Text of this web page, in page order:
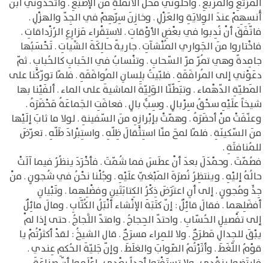
المرْتَعِ والمرْبَعِ . وأحَلّوني محَلّ الأنْمُلَةِ منَ الإصْبَعِ . واتّخذوني ابنَ
أُنسِهِمْ عندَ الوِلايَةِ والعَزْلِ . وخازِنَ سِرّهِمْ في الجِدّ والهزْلِ .
فاتّفَقَ أنْ نُدِبوا في بعْضِ الأوْقاتِ . لاستِقْراء مَزارِعِ الرُزْداقاتِ .
فاخْتاروا منَ الجَواري المُنْشآتِ . جاريةً حالِكَةَ الشِّياتِ . تَحْسَبُها
جامِدةً وهي تمُرّ مرّ السّحابِ . وتنْسابُ في الحَبابِ كالحُبابِ . ثمّ
دعَوْني إلى المُرافَقَةِ . فلبّيتُ بلِسانِ المُوافَقَةِ . فلمّا تورّكْنا على
المَطيّةِ الدّهْماء . وتبَطّنّا الوَلِيّةَ الماشيةَ على الماء . ألفَيْنا بها
شيخاً علَيْهِ سحْقُ سِرْبالٍ . وسِبٌّ بالٍ . فعافَتِ الجَماعَةُ مَحْضَرَهُ .
وعنّفَتْ منْ أحضَرَهُ . وهمّتْ بإبْرازِهِ منَ السّفينةِ . لولا ما ثابَ إلَيْها
منَ السّكينَةِ . فلمّا لمحَ منّا استِثْقالَ ظِلّهِ . واستِبْرادَ طَلّهِ . تعرّضَ
للمُنافثَةِ .
فصُمّتَ . وحمْدَلَ بعدَ أنْ عطَسَ فما شُمّتَ . فأخْرَدَ ينظُرُ فيما آلَتْ
حالُهُ إليْهِ . وينتظِرُ نُصرَةَ المَبْغيّ علَيْهِ . وجُلْنا نحْنُ في شُجونٍ . منْ
جِدٍّ ومُجونٍ . إلى أنِ اعتَرَضَ ذِكْرُ الكِتابَتَينِ وفضْلِهِما . وتَبْيانِ
أفضَلِهِما . فقالَ قائِلٌ : إنّ كتَبَةَ الإنْشاء أنْبَلُ الكُتّابِ . ومالَ مائِلٌ
إلى تفْصيلِ الحُسّابِ . واحتدّ الحِجاجُ . وامتدّ اللَّجاجُ . حتى إذا لمْ
يبْقَ للجِدالِ مَطرَحٌ . ولا للمِراء مسرَحٌ . قال الشيخُ : لقدْ أكثرْتُمْ يا
قوْمُ اللّغَطَ . وأثَرْتُمُ الصّوابَ والغلَطَ . وإنّ جَليّةَ الحُكمِ عِندي .